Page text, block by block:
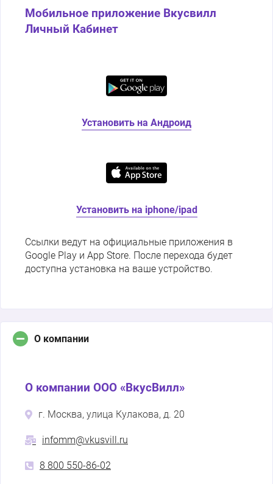
Мобильное приложение Вкусвилл
Личный Кабинет
Установить на Андроид
Установить на iphone/ipad
Ссылки ведут на официальные приложения в
Google Play и App Store. После перехода будет
доступна установка на ваше устройство.
О компании
О компании ООО «ВкусВилл»
г. Москва, улица Кулакова, д. 20
infomm@vkusvill.ru
8 800 550-86-02